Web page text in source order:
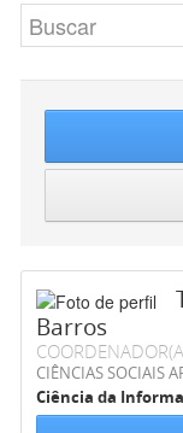
Barros
CIÊNCIAS SOCIAIS
Ciência da